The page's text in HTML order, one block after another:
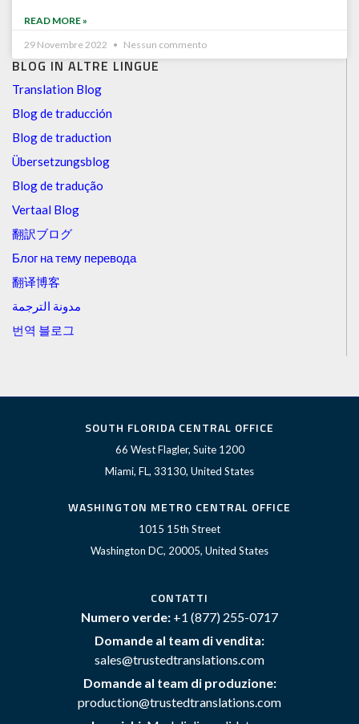
BLOG IN ALTRE LINGUE
Translation Blog
Blog de traducción
Blog de traduction
Übersetzungsblog
Blog de tradução
Vertaal Blog
翻訳ブログ
Блог на тему перевода
翻译博客
مدونة الترجمة
번역 블로그
READ MORE »
29 Novembre 2022
Nessun commento
SOUTH FLORIDA CENTRAL OFFICE
66 West Flagler, Suite 1200
Miami, FL, 33130, United States
WASHINGTON METRO CENTRAL OFFICE
1015 15th Street
Washington DC, 20005, United States
CONTATTI
Numero verde: +1 (877) 255-0717
Domande al team di vendita:
sales@trustedtranslations.com
Domande al team di produzione:
production@trustedtranslations.com